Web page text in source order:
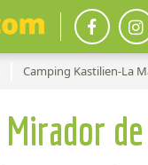
Camping Kastilien-La